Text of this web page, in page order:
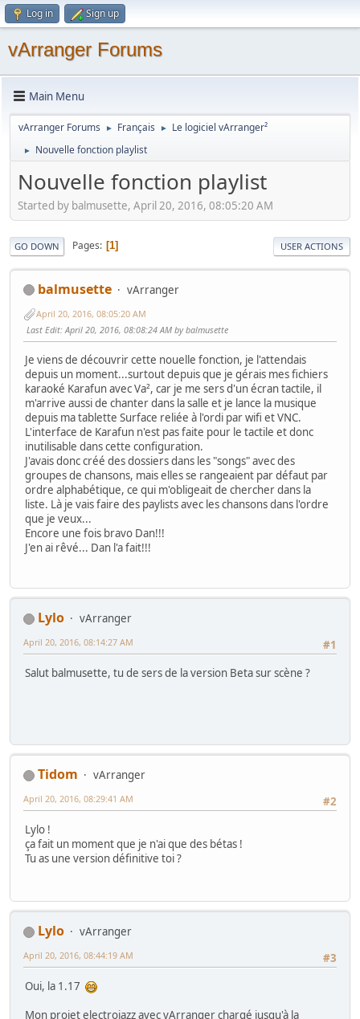
Log in Sign up
vArranger Forums
Main Menu
vArranger Forums ► Français ► Le logiciel vArranger²
► Nouvelle fonction playlist
Nouvelle fonction playlist
Started by balmusette, April 20, 2016, 08:05:20 AM
GO DOWN Pages 1 USER ACTIONS
balmusette vArranger
April 20, 2016, 08:05:20 AM
Last Edit: April 20, 2016, 08:08:24 AM by balmusette
Je viens de découvrir cette nouelle fonction, je l'attendais
depuis un moment...surtout depuis que je gérais mes fichiers
karaoké Karafun avec Va², car je me sers d'un écran tactile, il
m'arrive aussi de chanter dans la salle et je lance la musique
depuis ma tablette Surface reliée à l'ordi par wifi et VNC.
L'interface de Karafun n'est pas faite pour le tactile et donc
inutilisable dans cette configuration.
J'avais donc créé des dossiers dans les "songs" avec des
groupes de chansons, mais elles se rangeaient par défaut par
ordre alphabétique, ce qui m'obligeait de chercher dans la
liste. Là je vais faire des paylists avec les chansons dans l'ordre
que je veux...
Encore une fois bravo Dan!!!
J'en ai rêvé... Dan l'a fait!!!
Lylo
vArranger
#1
April 20, 2016, 08:14:27 AM
Salut balmusette, tu de sers de la version Beta sur scène ?
Tidom
vArranger
#2
April 20, 2016, 08:29:41 AM
Lylo !
ça fait un moment que je n'ai que des bétas !
Tu as une version définitive toi ?
Lylo
vArranger
#3
April 20, 2016, 08:44:19 AM
Oui, la 1.17
Mon projet electrojazz avec vArranger chargé jusqu'à la